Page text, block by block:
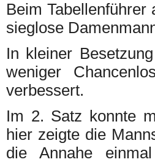
Beim Tabellenführer
sieglose
In kleiner
weniger
verbessert.
Im 2. Satz konnte
hier zeigte die
die Annahe